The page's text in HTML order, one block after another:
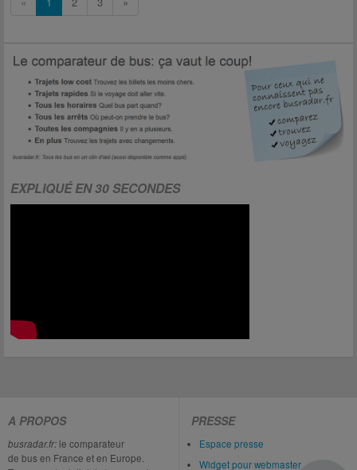
EXPLIQUÉ EN 30 SECONDES
A PROPOS
busradar.fr: le comparateur
de bus en France et en Europe.
PRESSE
Espace presse
Widget pour webmaster